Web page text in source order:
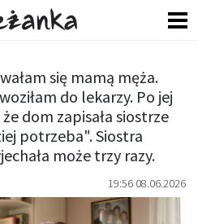
się mamą męża.
do lekarzy. Po jej
dom zapisała siostrze
potrzeba". Siostra
może trzy razy.
19:56 08.06.2026